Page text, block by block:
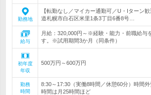
勤務地
【転勤なし／マイカー通勤可／U・Iターン
道札幌市白石区米里1条3丁目6番8号…
給与
月給：320,000円～※経験・能力・前職給与
す。※試用期間3か月（同条件）
初年度
年収
500万円～600万円
勤務
時間
8:30～17:30（実働8時間／休憩60分）時間
時間は月25時間ほど